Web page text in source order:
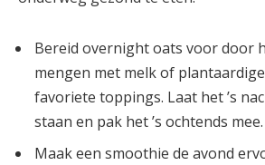
Bereid overnight oats voor door
mengen met melk of
favoriete toppings. Laat het ’s
staan en pak het ’s ochtends mee.
Maak een smoothie de avond